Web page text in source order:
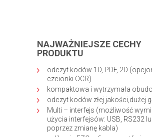
NAJWAŻNIEJSZE CECHY
PRODUKTU
odczyt kodów 1D, PDF, 2D
czcionki OCR)
kompaktowa i wytrzymała
odczyt kodów złej jakości,dużej
Multi – interfejs (możliwość
użycia interfejsów: USB, RS232
poprzez zmianę kabla)